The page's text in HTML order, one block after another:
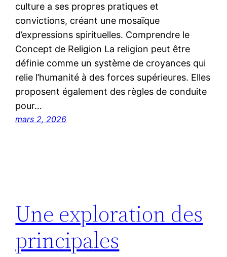
culture a ses propres pratiques et
convictions, créant une mosaïque
d’expressions spirituelles. Comprendre le
Concept de Religion La religion peut être
définie comme un système de croyances qui
relie l’humanité à des forces supérieures. Elles
proposent également des règles de conduite
pour…
mars 2, 2026
Une exploration des
principales